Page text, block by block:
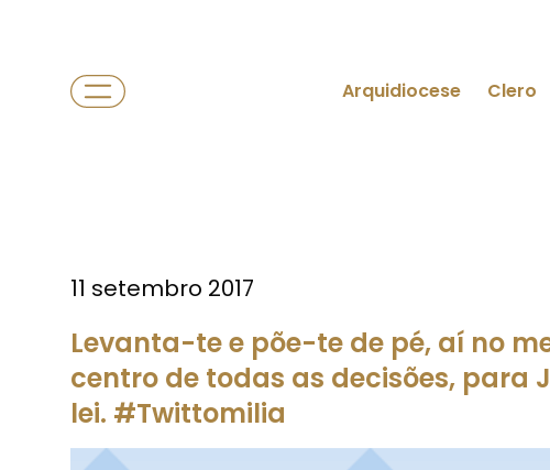
Arquidiocese Clero
11 setembro 2017
Levanta-te e põe-te de pé, aí no
centro de todas as decisões, para
lei. #Twittomilia